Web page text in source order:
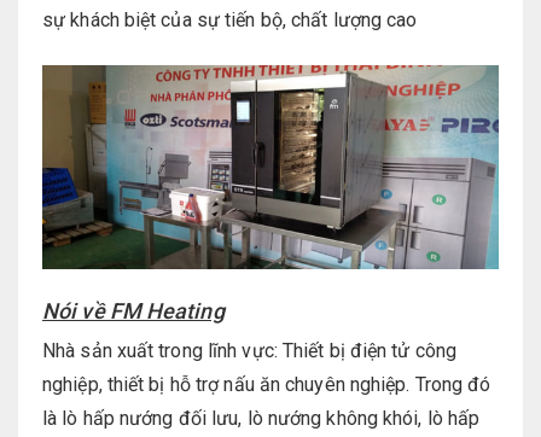
sự khách biệt của sự tiến bộ, chất lượng cao
Nói về FM Heating
Nhà sản xuất trong lĩnh vực: Thiết bị điện tử công
nghiệp, thiết bị hỗ trợ nấu ăn chuyên nghiệp. Trong đó
là lò hấp nướng đối lưu, lò nướng không khói, lò hấp